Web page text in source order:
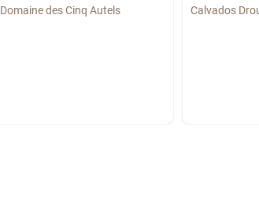
Domaine des Cinq Autels Calvados